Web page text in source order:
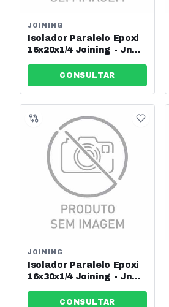
JOINING
Isolador Paralelo Epoxi
16x20x1/4 Joining - Jng -
CONSULTAR
JOINING
Isolador Paralelo Epoxi
16x30x1/4 Joining - Jng -
CONSULTAR